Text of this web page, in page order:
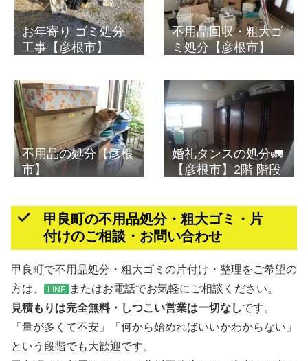
お年寄り ゴミ処分
工事【彦根市】
不用品回収・粗大ゴ
ミ処分【彦根市】
不用品の処分【彦根
市】
婚礼タンスの処分🚛
【彦根市】2階 階段
甲良町の不用品処分・粗大ゴミ・片
付けのご相談・お問い合わせ
甲良町で不用品処分・粗大ゴミの片付け・整理をご希望の
方は、
LINE またはお電話でお気軽にご相談ください。
見積もりは完全無料・しつこい営業は一切なしです。
「量が多くて不安」「何から始めればいいかわからない」
という段階でも大歓迎です。